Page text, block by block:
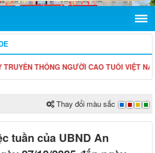
THỐNG NGƯỜI CAO TUỔI VIỆT NAM
Thay đổi màu sắc
tuần của UBND An